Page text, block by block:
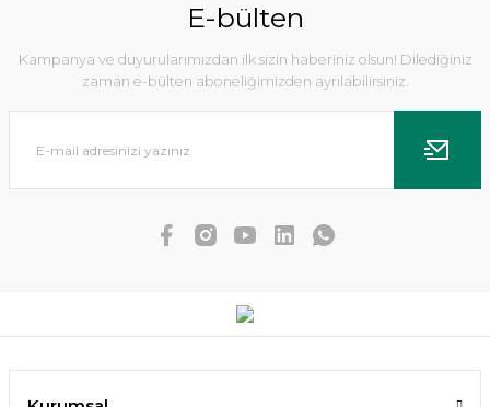
E-bülten
Kampanya ve duyurularımızdan ilk sizin haberiniz olsun! Dilediğiniz
zaman e-bülten aboneliğimizden ayrılabilirsiniz.